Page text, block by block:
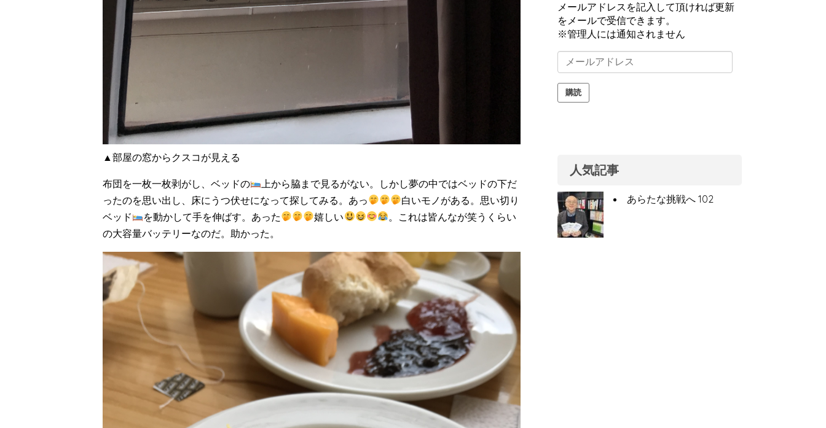
▲部屋の窓からクスコが見える
布団を一枚一枚剥がし、ベッドの
上から脇まで見るがない。しかし夢の中ではベッドの下だ
ったのを思い出し、床にうつ伏せになって探してみる。あっ
白いモノがある。思い切り
ベッド
を動かして手を伸ばす。あった 嬉しい
。これは皆んなが笑うくらい
の大容量バッテリーなのだ。助かった。
メールアドレスを記入して頂ければ更新
をメールで受信できます。
※管理人には通知されません
メ
ー
ル
ア購読
人気記事
あらたな挑戦へ 102